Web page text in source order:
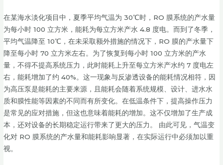
在某海水淡化项目中，夏季平均气温为 30℃时，RO 膜系统的产水量
为每小时 100 立方米，能耗为每立方米产水 4.8 度电。而到了冬季，
平均气温降至 10℃，在未采取额外措施的情况下，RO 膜的产水量下
降至每小时 70 立方米左右。为了恢复到每小时 100 立方米的产水
量，不得不提高系统压力，此时能耗上升至每立方米产水约 7 度电左
右，能耗增加了约 40%。这一现象与反渗透设备的能耗情况相符，因
为高压泵是能耗的主要来源，且能耗会随着系统规模、设计、进水水
质和膜性能等因素的不同而有所变化。在低温条件下，提高操作压力
是常见的应对措施，但这也意味着能耗的增加。这不仅增加了生产成
本，还对设备的长期稳定运行带来了更大的压力。 由此可见，气温变
化对 RO 膜系统的产水量和能耗影响显著，在实际运行中必须加以重
视。